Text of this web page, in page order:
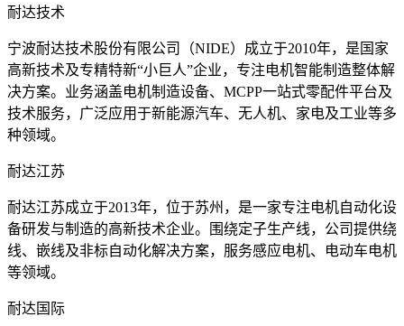
耐达技术
宁波耐达技术股份有限公司（NIDE）成立于2010年，是国家
高新技术及专精特新“小巨人”企业，专注电机智能制造整体解
决方案。业务涵盖电机制造设备、MCPP一站式零配件平台及
技术服务，广泛应用于新能源汽车、无人机、家电及工业等多
种领域。
耐达江苏
耐达江苏成立于2013年，位于苏州，是一家专注电机自动化设
备研发与制造的高新技术企业。围绕定子生产线，公司提供绕
线、嵌线及非标自动化解决方案，服务感应电机、电动车电机
等领域。
耐达国际